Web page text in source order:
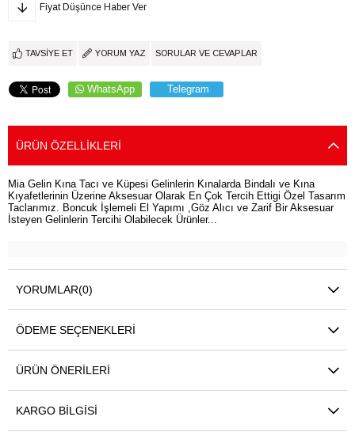
Fiyat Düşünce Haber Ver
TAVSIYE ET YORUM YAZ SORULAR VE CEVAPLAR
WhatsApp Telegram
ÜRÜN ÖZELLIKLERI
Mia Gelin Kına Tacı ve Küpesi Gelinlerin Kınalarda Bindalı ve Kına
Kıyafetlerinin Üzerine Aksesuar Olarak En Çok Tercih Ettigi Özel Tasarım
Taclarımız. Boncuk İşlemeli El Yapımı ,Göz Alıcı ve Zarif Bir Aksesuar
İsteyen Gelinlerin Tercihi Olabilecek Ürünler...
YORUMLAR(0)
ÖDEME SEÇENEKLERI
ÜRÜN ÖNERILERI
KARGO BILGISI